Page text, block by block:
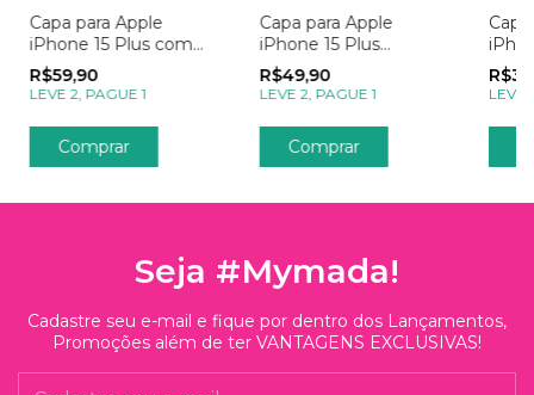
Capa para Apple
iPhone 15 Plus com
Foto Momentos
Spotify
R$59,90
LEVE 2, PAGUE 1
Comprar
Capa para Apple
iPhone 15 Plus
Empresas Sua Logo
R$49,90
LEVE 2, PAGUE 1
Comprar
Azul
LEVE
Seja #Mymada!
Cadastre seu e-mail e fique por dentro dos Lançamentos,
Promoções além de ter VANTAGENS EXCLUSIVAS!